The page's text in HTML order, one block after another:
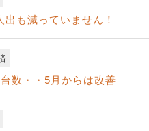
も減っていません！
数・・5月からは改善